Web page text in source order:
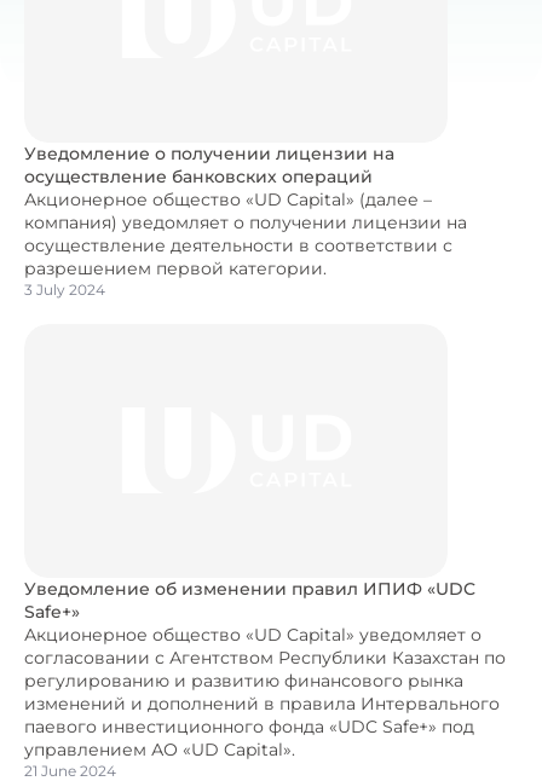
Уведомление о получении лицензии на
осуществление банковских операций
Акционерное общество «UD Capital» (далее –
компания) уведомляет о получении лицензии на
осуществление деятельности в соответствии с
разрешением первой категории.
3 July 2024
Уведомление об изменении правил ИПИФ «UDC
Safe+»
Акционерное общество «UD Capital» уведомляет о
согласовании с Агентством Республики Казахстан по
регулированию и развитию финансового рынка
изменений и дополнений в правила Интервального
паевого инвестиционного фонда «UDC Safe+» под
управлением АО «UD Capital».
21 June 2024